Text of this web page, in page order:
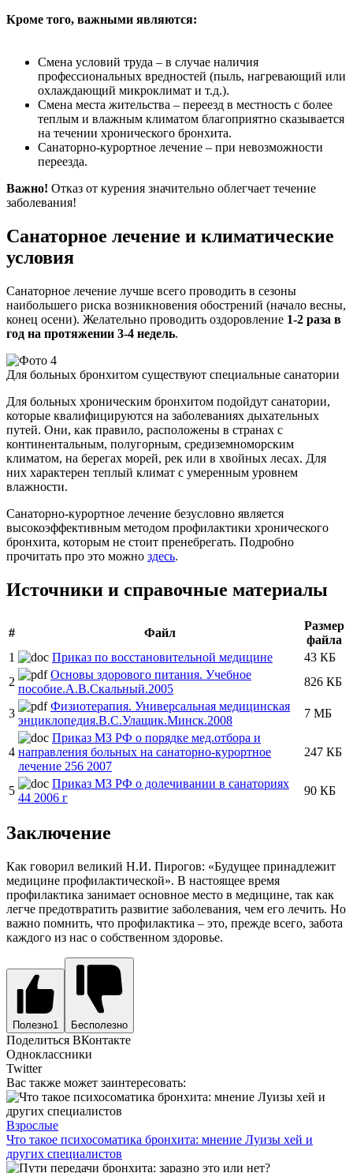
Кроме того, важными являются:
Смена условий труда – в случае наличия
профессиональных вредностей (пыль, нагревающий или
охлаждающий микроклимат и т.д.).
Смена места жительства – переезд в местность с более
теплым и влажным климатом благоприятно сказывается
на течении хронического бронхита.
Санаторно-курортное лечение – при невозможности
переезда.
Важно! Отказ от курения значительно облегчает течение
заболевания!
Санаторное лечение и климатические
условия
Санаторное лечение лучше всего проводить в сезоны
наибольшего риска возникновения обострений (начало весны,
конец осени). Желательно проводить оздоровление 1-2 раза в
год на протяжении 3-4 недель.
Для больных бронхитом существуют специальные санатории
Для больных хроническим бронхитом подойдут санатории,
которые квалифицируются на заболеваниях дыхательных
путей. Они, как правило, расположены в странах с
континентальным, полугорным, средиземноморским
климатом, на берегах морей, рек или в хвойных лесах. Для
них характерен теплый климат с умеренным уровнем
влажности.
Санаторно-курортное лечение безусловно является
высокоэффективным методом профилактики хронического
бронхита, которым не стоит пренебрегать. Подробно
прочитать про это можно здесь.
Источники и справочные материалы
# Файл
Размер
файла
1
Приказ по восстановительной медицине
43 КБ
2
Основы здорового питания. Учебное
пособие.А.В.Скальный.2005
826 КБ
3
Физиотерапия. Универсальная медицинская
энциклопедия.В.С.Улащик.Минск.2008
7 МБ
4
Приказ МЗ РФ о порядке мед.отбора и
направления больных на санаторно-курортное
лечение 256 2007
247 КБ
5
Приказ МЗ РФ о долечивании в санаториях
44 2006 г
90 КБ
Заключение
Как говорил великий Н.И. Пирогов: «Будущее принадлежит
медицине профилактической». В настоящее время
профилактика занимает основное место в медицине, так как
легче предотвратить развитие заболевания, чем его лечить. Но
важно помнить, что профилактика – это, прежде всего, забота
каждого из нас о собственном здоровье.
Полезно1 Бесполезно
Поделиться ВКонтакте
Одноклассники
Twitter
Вас также может заинтересовать:
Взрослые
Что такое психосоматика бронхита: мнение Луизы хей и
других специалистов